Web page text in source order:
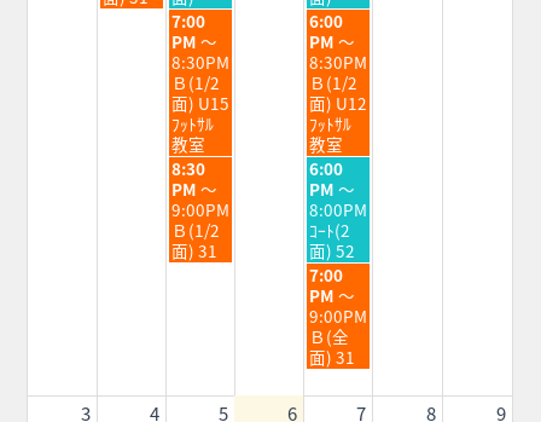
28th
29th
2026
31st
2026
水
曜
日,
7
月
29th
2026
7:00
PM ～
8:30PM
Ｂ(1/2
面) U15
ﾌｯﾄｻﾙ
教室
金
曜
日,
7
月
31st
2026
6:00
PM ～
8:30PM
Ｂ(1/2
面) U12
ﾌｯﾄｻﾙ
教室
水
曜
日,
7
月
29th
8:30
PM ～
9:00PM
Ｂ(1/2
面) 31
金
曜
日,
7
月
31st
2026
6:00
PM ～
8:00PM
ｺｰﾄ(2
面) 52
金
曜
日,
7
月
31st
2026
7:00
PM ～
9:00PM
Ｂ(全
面) 31
3 4 5 6 7 8 9